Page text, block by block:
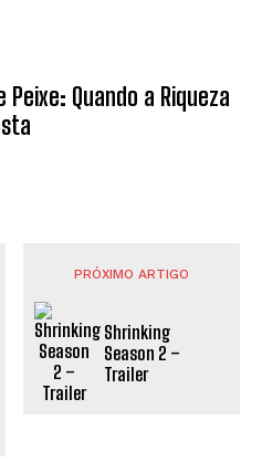
Peixe: Quando a Riqueza
PRÓXIMO ARTIGO
Shrinking
Season 2 –
Trailer